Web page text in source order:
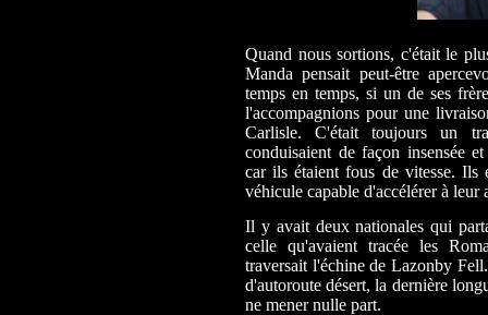
Quand nous sortions, c'était le
Manda pensait peut-être
temps en temps, si un de ses
l'accompagnions pour une
Carlisle. C'était toujours un
conduisaient de façon insensée
car ils étaient fous de vitesse.
véhicule capable d'accélérer à
Il y avait deux nationales qui
celle qu'avaient tracée les
traversait l'échine de Lazonby
d'autoroute désert, la dernière
ne mener nulle part.